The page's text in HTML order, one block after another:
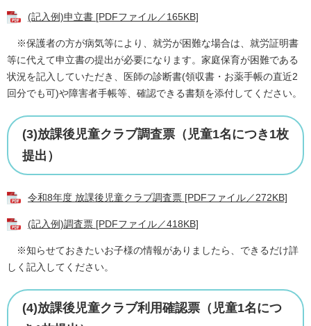
(記入例)申立書 [PDFファイル／165KB]
※保護者の方が病気等により、就労が困難な場合は、就労証明書
等に代えて申立書の提出が必要になります。家庭保育が困難である
状況を記入していただき、医師の診断書(領収書・お薬手帳の直近2
回分でも可)や障害者手帳等、確認できる書類を添付してください。
(3)放課後児童クラブ調査票（児童1名につき1枚
提出）
令和8年度 放課後児童クラブ調査票 [PDFファイル／272KB]
(記入例)調査票 [PDFファイル／418KB]
※知らせておきたいお子様の情報がありましたら、できるだけ詳
しく記入してください。
(4)放課後児童クラブ利用確認票（児童1名につ